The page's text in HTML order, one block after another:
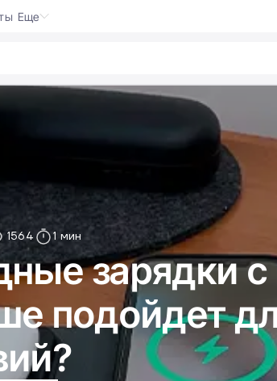
Еще
1564 1 мин
зарядки
подойдет